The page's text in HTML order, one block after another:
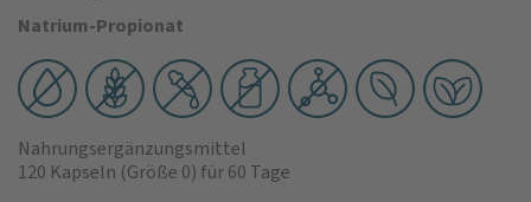
Natrium-Propionat
Nahrungsergänzungsmittel
120 Kapseln (Größe 0) für 60 Tage